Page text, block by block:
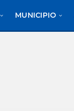
MUNICIPIO